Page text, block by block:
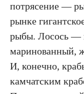
потрясение —
рынке
рыбы. Лосось —
маринованный,
И, конечно,
камчатским